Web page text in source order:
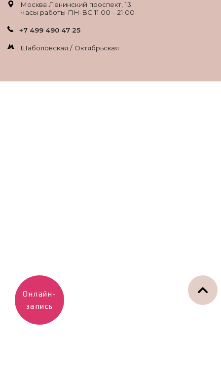
Москва Ленинский проспект, 13
Часы работы ПН-ВС 11.00 - 21.00
+7 499 490 47 25
Шаболовская / Октябрьская
Онлайн-
запись